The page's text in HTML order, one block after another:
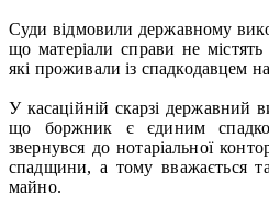
Суди відмовили державному
що матеріали справи не
які проживали із спадкодавцем
У касаційній скарзі державний
що боржник є єдиним
звернувся до нотаріальної
спадщини, а тому вважається
майно.